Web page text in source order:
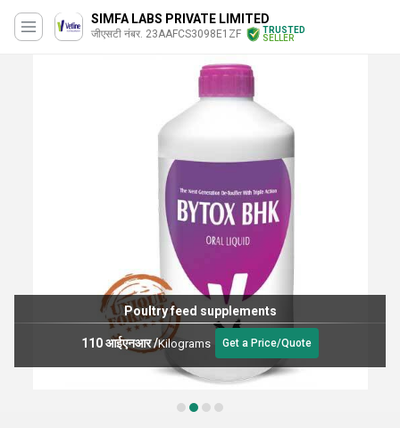
SIMFA LABS PRIVATE LIMITED
जीएसटी नंबर. 23AAFCS3098E1ZF
TRUSTED
SELLER
Poultry feed supplements
110 आईएनआर/Kilograms Get a Price/Quote